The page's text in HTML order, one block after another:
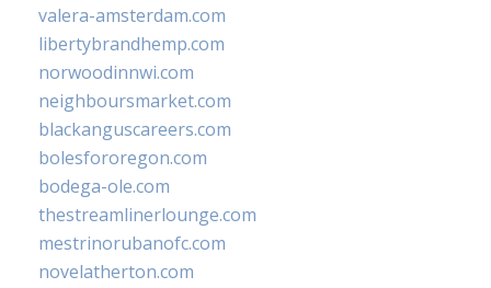
valera-amsterdam.com
libertybrandhemp.com
norwoodinnwi.com
neighboursmarket.com
blackanguscareers.com
bolesfororegon.com
bodega-ole.com
thestreamlinerlounge.com
mestrinorubanofc.com
novelatherton.com